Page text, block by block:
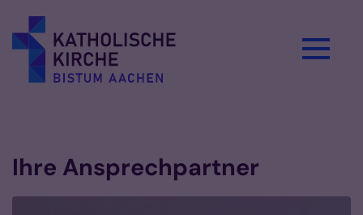
Ihre Ansprechpartner